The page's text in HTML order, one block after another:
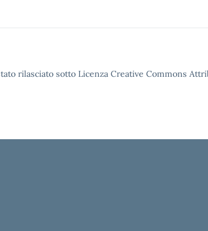
rilasciato sotto Licenza Creative Commons